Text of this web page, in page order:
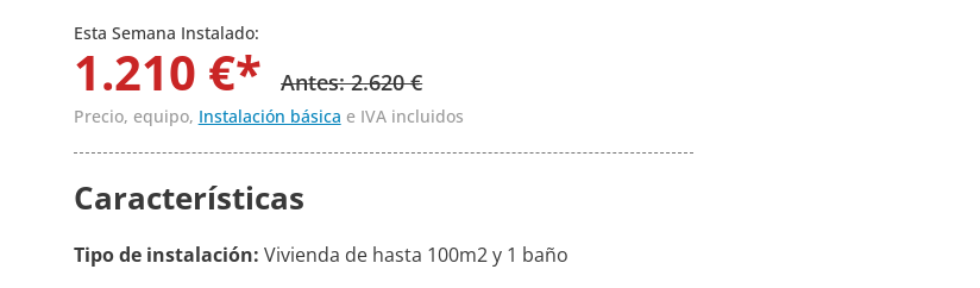
Esta Semana Instalado:
1.210 €* Antes: 2.620 €
Precio, equipo, Instalación básica e IVA incluidos
Características
Tipo de instalación: Vivienda de hasta 100m2 y 1 baño